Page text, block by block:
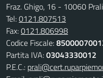
Fraz. Ghigo, 16 - 10060
Tel:0121.807513
Fax:0121.806998
Codice Fiscale:
Partita IVA:03043330012
P.E.C.: